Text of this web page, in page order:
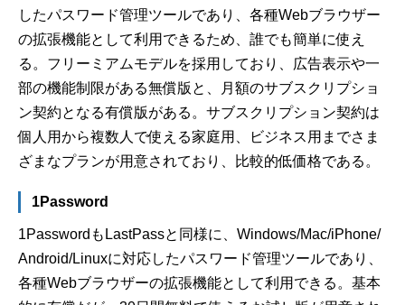
したパスワード管理ツールであり、各種Webブラウザー
の拡張機能として利用できるため、誰でも簡単に使え
る。フリーミアムモデルを採用しており、広告表示や一
部の機能制限がある無償版と、月額のサブスクリプショ
ン契約となる有償版がある。サブスクリプション契約は
個人用から複数人で使える家庭用、ビジネス用までさま
ざまなプランが用意されており、比較的低価格である。
1Password
1PasswordもLastPassと同様に、Windows/Mac/iPhone/
Android/Linuxに対応したパスワード管理ツールであり、
各種Webブラウザーの拡張機能として利用できる。基本